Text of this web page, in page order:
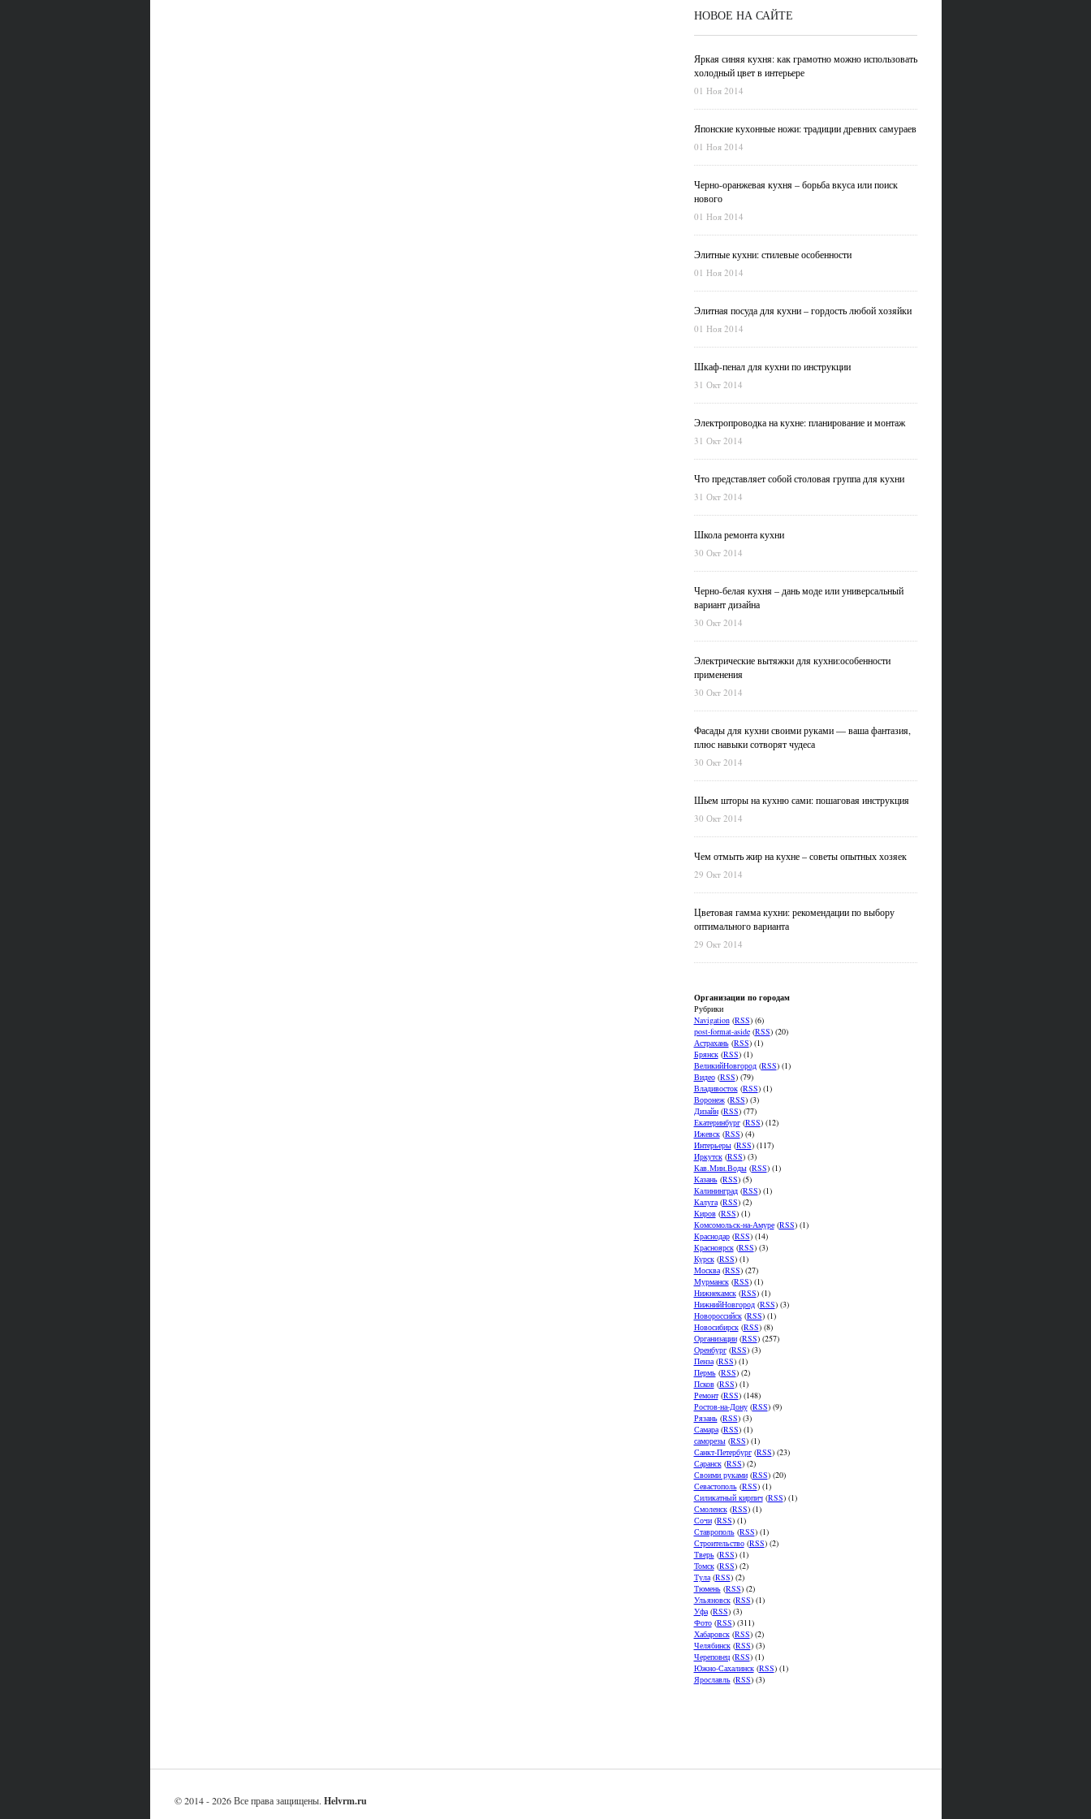
НОВОЕ НА САЙТЕ
Яркая синяя кухня: как грамотно можно использовать
холодный цвет в интерьере
01 Ноя 2014
Японские кухонные ножи: традиции древних самураев
01 Ноя 2014
Черно-оранжевая кухня – борьба вкуса или поиск
нового
01 Ноя 2014
Элитные кухни: стилевые особенности
01 Ноя 2014
Элитная посуда для кухни – гордость любой хозяйки
01 Ноя 2014
Шкаф-пенал для кухни по инструкции
31 Окт 2014
Электропроводка на кухне: планирование и монтаж
31 Окт 2014
Что представляет собой столовая группа для кухни
31 Окт 2014
Школа ремонта кухни
30 Окт 2014
Черно-белая кухня – дань моде или универсальный
вариант дизайна
30 Окт 2014
Электрические вытяжки для кухни:особенности
применения
30 Окт 2014
Фасады для кухни своими руками — ваша фантазия,
плюс навыки сотворят чудеса
30 Окт 2014
Шьем шторы на кухню сами: пошаговая инструкция
30 Окт 2014
Чем отмыть жир на кухне – советы опытных хозяек
29 Окт 2014
Цветовая гамма кухни: рекомендации по выбору
оптимального варианта
29 Окт 2014
Организации по городам
Рубрики
Navigation(RSS) (6)
post-format-aside(RSS) (20)
Астрахань(RSS) (1)
Брянск(RSS) (1)
ВеликийНовгород(RSS) (1)
Видео(RSS) (79)
Владивосток(RSS) (1)
Воронеж(RSS) (3)
Дизайн(RSS) (77)
Екатеринбург(RSS) (12)
Ижевск(RSS) (4)
Интерьеры(RSS) (117)
Иркутск(RSS) (3)
Кав.Мин.Воды(RSS) (1)
Казань(RSS) (5)
Калининград(RSS) (1)
Калуга(RSS) (2)
Киров(RSS) (1)
Комсомольск-на-Амуре(RSS) (1)
Краснодар(RSS) (14)
Красноярск(RSS) (3)
Курск(RSS) (1)
Москва(RSS) (27)
Мурманск(RSS) (1)
Нижнекамск(RSS) (1)
НижнийНовгород(RSS) (3)
Новороссийск(RSS) (1)
Новосибирск(RSS) (8)
Организации(RSS) (257)
Оренбург(RSS) (3)
Пенза(RSS) (1)
Пермь(RSS) (2)
Псков(RSS) (1)
Ремонт(RSS) (148)
Ростов-на-Дону(RSS) (9)
Рязань(RSS) (3)
Самара(RSS) (1)
саморезы(RSS) (1)
Санкт-Петербург(RSS) (23)
Саранск(RSS) (2)
Своими руками(RSS) (20)
Севастополь(RSS) (1)
Силикатный кирпич(RSS) (1)
Смоленск(RSS) (1)
Сочи(RSS) (1)
Ставрополь(RSS) (1)
Строительство(RSS) (2)
Тверь(RSS) (1)
Томск(RSS) (2)
Тула(RSS) (2)
Тюмень(RSS) (2)
Ульяновск(RSS) (1)
Уфа(RSS) (3)
Фото(RSS) (311)
Хабаровск(RSS) (2)
Челябинск(RSS) (3)
Череповец(RSS) (1)
Южно-Сахалинск(RSS) (1)
Ярославль(RSS) (3)
© 2014 - 2026 Все права защищены. Helvrm.ru